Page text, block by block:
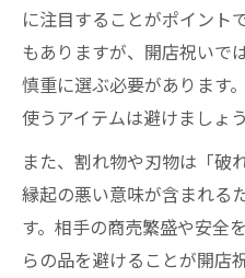
に注目することがポイント
もありますが、開店祝いで
慎重に選ぶ必要があります
使うアイテムは避けましょう
また、割れ物や刃物は「破
縁起の悪い意味が含まれる
す。相手の商売繁盛や安全
らの品を避けることが開店